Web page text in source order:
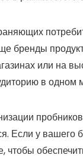
бренды
или на
в одном
Если у вашего